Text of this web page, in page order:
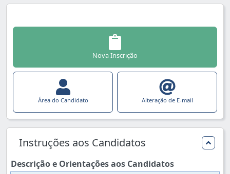
Nova Inscrição
Área do Candidato Alteração de E-mail
Instruções aos Candidatos
Descrição e Orientações aos Candidatos